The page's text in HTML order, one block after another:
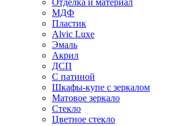
Отделка и материал
МДФ
Пластик
Alvic Luxe
Эмаль
Акрил
ДСП
С патиной
Шкафы-купе с зеркалом
Матовое зеркало
Стекло
Цветное стекло